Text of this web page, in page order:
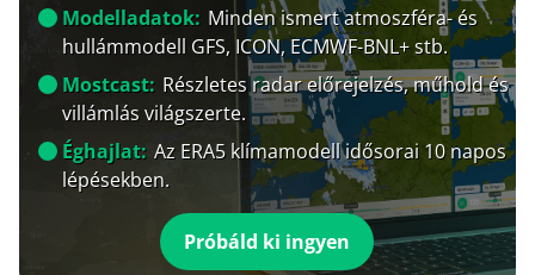
Modelladatok: Minden ismert atmoszféra- és
hullámmodell GFS, ICON, ECMWF-BNL+ stb.
Mostcast: Részletes radar előrejelzés, műhold és
villámlás világszerte.
Éghajlat: Az ERA5 klímamodell idősorai 10 napos
lépésekben.
Próbáld ki ingyen